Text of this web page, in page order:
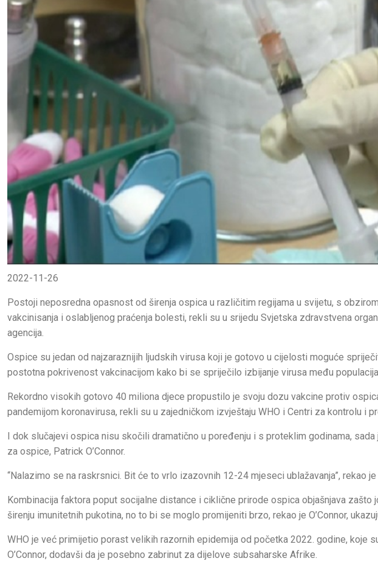
2022-11-26
Postoji neposredna opasnost od širenja ospica u različitim regijama u svijetu, s
vakcinisanja i oslabljenog praćenja bolesti, rekli su u srijedu Svjetska zdravstvena
agencija.
Ospice su jedan od najzaraznijih ljudskih virusa koji je gotovo u cijelosti moguće
postotna pokrivenost vakcinacijom kako bi se spriječilo izbijanje virusa među
Rekordno visokih gotovo 40 miliona djece propustilo je svoju dozu vakcine protiv
pandemijom koronavirusa, rekli su u zajedničkom izvještaju WHO i Centri za kontrolu i
I dok slučajevi ospica nisu skočili dramatično u poređenju i s proteklim godinama,
za ospice, Patrick O’Connor.
“Nalazimo se na raskrsnici. Bit će to vrlo izazovnih 12-24 mjeseci ublažavanja”, rekao je
Kombinacija faktora poput socijalne distance i ciklične prirode ospica objašnjava
širenju imunitetnih pukotina, no to bi se moglo promijeniti brzo, rekao je O’Connor,
WHO je već primijetio porast velikih razornih epidemija od početka 2022. godine, koje
O’Connor, dodavši da je posebno zabrinut za dijelove subsaharske Afrike.